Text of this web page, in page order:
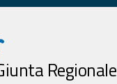
Regionale